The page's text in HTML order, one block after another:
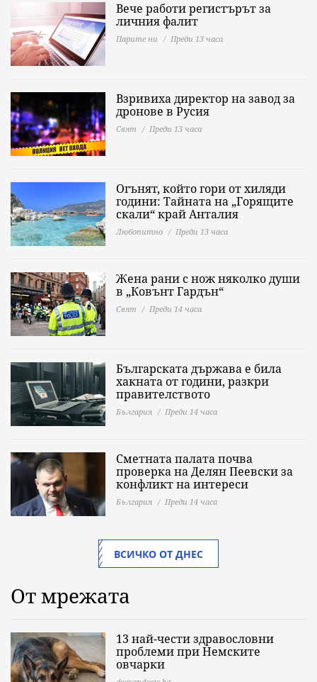
Вече работи регистърът за
личния фалит
Парите ни Преди 13 часа
Взривиха директор на завод за
дронове в Русия
Свят Преди 13 часа
Огънят, който гори от хиляди
години: Тайната на „Горящите
скали“ край Анталия
Любопитно Преди 13 часа
Жена рани с нож няколко души
в „Ковънт Гардън“
Свят Преди 14 часа
Българската държава е била
хакната от години, разкри
правителството
България Преди 14 часа
Сметната палата почва
проверка на Делян Пеевски за
конфликт на интереси
България Преди 14 часа
ВСИЧКО ОТ ДНЕС
От мрежата
13 най-чести здравословни
проблеми при Немските
овчарки